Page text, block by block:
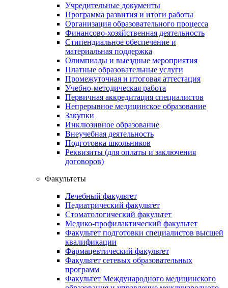
Учредительные документы
Программа развития и итоги работы
Организация образовательного процесса
Финансово-хозяйственная деятельность
Стипендиальное обеспечение и
материальная поддержка
Олимпиады и выездные мероприятия
Платные образовательные услуги
Промежуточная и итоговая аттестация
Учебно-методическая работа
Первичная аккредитация специалистов
Непрерывное медицинское образование
Закупки
Инклюзивное образование
Внеучебная деятельность
Подготовка школьников
Реквизиты (для оплаты и заключения
договоров)
Факультеты
Лечебный факультет
Педиатрический факультет
Стоматологический факультет
Медико-профилактический факультет
Факультет подготовки специалистов высшей
квалификации
Фармацевтический факультет
Факультет сетевых образовательных
программ
Факультет Международного медицинского